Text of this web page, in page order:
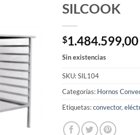
SILCOOK
$1.484.599,00
Sin existencias
SKU:SIL104
Categorías: Hornos
Etiquetas:convector,